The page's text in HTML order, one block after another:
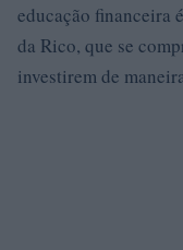
educação financeira
da Rico, que se
investirem de